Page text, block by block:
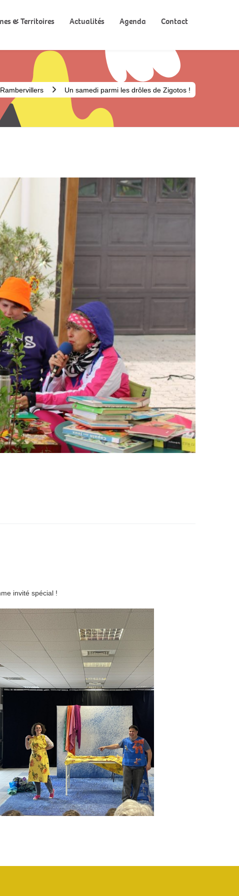
& Territoires Actualités Agenda Contact
Un samedi parmi les drôles de Zigotos !
invité spécial !